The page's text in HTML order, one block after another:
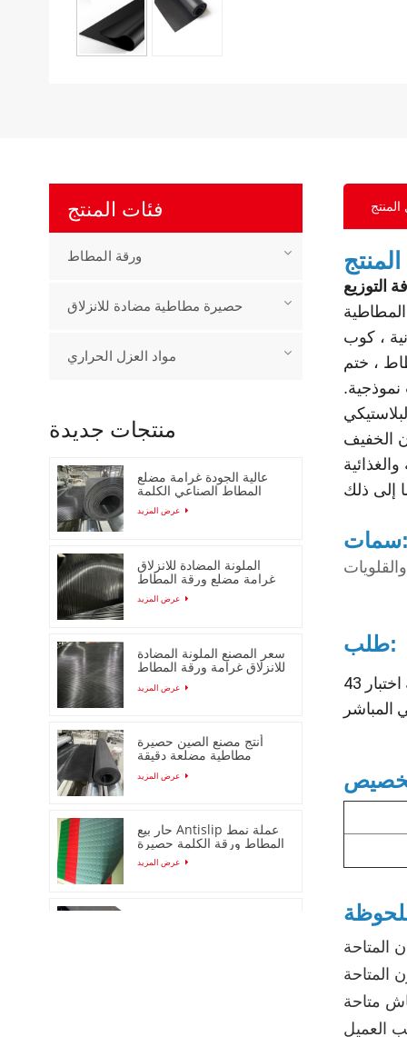
التوزيع
، كوب
، ختم
الخفيف
سمات:
طلب:
اجتازت الألواح المطاطية العازلة اختبار 43KV وعملت بشكل طبيعي عند 660V. مرونة قوية، أداء عزل فائق، سطح لامع. يستخدم
فئات المنتج
ورقة المطاط
حصيرة مطاطية مضادة للانزلاق
مواد العزل الحراري
منتجات جديدة
عالية الجودة غرامة مضلع
المطاط الصناعي الكلمة
حصيرة عرض المزيد
الملونة المضادة للانزلاق
غرامة مضلع ورقة المطاط
مع انخفاض السعر
عرض المزيد
سعر المصنع الملونة المضادة
للانزلاق غرامة ورقة المطاط
مضلع عرض المزيد
أنتج مصنع الصين حصيرة
مطاطية مضلعة دقيقة
مضادة للانزلاق
عرض المزيد
حار بيع Antislip عملة نمط
المطاط ورقة الكلمة حصيرة
عرض المزيد